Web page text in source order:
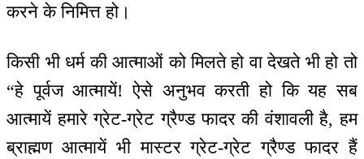
करने के निमित्त हो।
किसी भी धर्म की आत्माओं को मिलते हो वा देखते भी हो तो
“हे पूर्वज आत्मायें! ऐसे अनुभव करती हो कि यह सब
आत्मायें हमारे ग्रेट-ग्रेट ग्रैण्ड फादर की वंशावली है, हम
ब्राह्मण आत्मायें भी मास्टर ग्रेट-ग्रेट ग्रैण्ड फादर हैं